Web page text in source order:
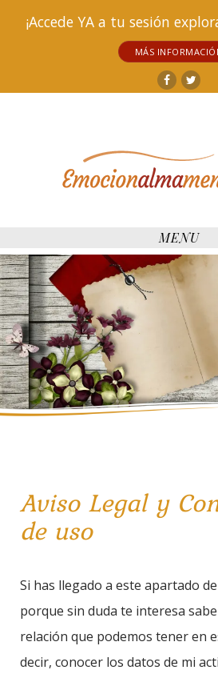
¡Accede YA a tu sesión
MÁS
Facebook
MENU
Aviso Legal y
de uso
Si has llegado a este apartado
porque sin duda te interesa
relación que podemos tener en
decir, conocer los datos de mi